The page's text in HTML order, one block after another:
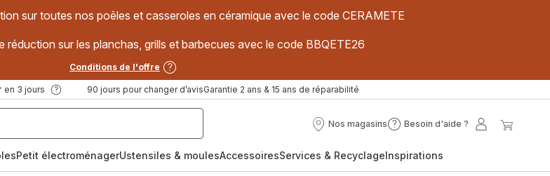
sur toutes nos poêles et casseroles en céramique avec le code CERAMETE
réduction sur les planchas, grills et barbecues avec le code BBQETE26
Conditions de l'offre
3 jours 90 jours pour changer d’avisGarantie 2 ans & 15 ans de réparabilité
Nos magasins
Nos
Besoin d'aide ?
Besoin
?
Mon
Petit électroménagerUstensiles & moulesAccessoiresServices & RecyclageInspirations